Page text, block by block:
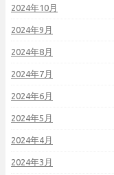
2024年10月
2024年9月
2024年8月
2024年7月
2024年6月
2024年5月
2024年4月
2024年3月